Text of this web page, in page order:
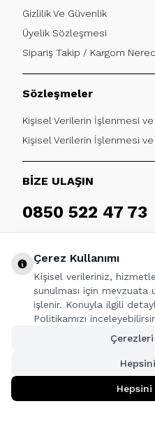
Gizlilik Ve Güvenlik
Üyelik Sözleşmesi
Sipariş Takip / Kargom
Sözleşmeler
Kişisel Verilerin İşlenmesi ve
Kişisel Verilerin İşlenmesi ve
BİZE ULAŞIN
0850 522 47 73
Haftaiçi 09:00 - 17:30
TAKİP ET
Çerez Kullanımı
Kişisel verileriniz,
sunulması için mevzuata
işlenir. Konuyla ilgili
Politikamızı